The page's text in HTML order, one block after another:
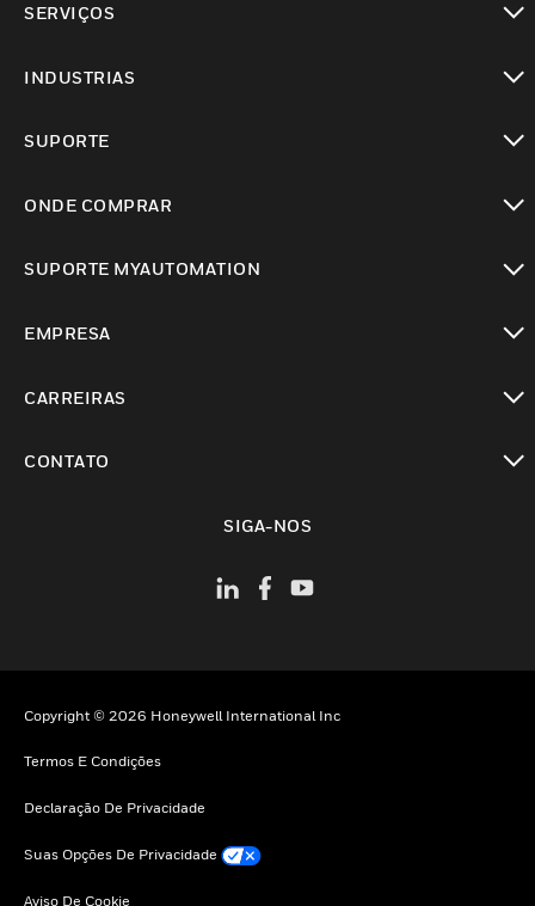
SERVIÇOS
INDUSTRIAS
SUPORTE
ONDE COMPRAR
SUPORTE MYAUTOMATION
EMPRESA
CARREIRAS
CONTATO
SIGA-NOS
Copyright © 2026 Honeywell International Inc
Termos E Condições
Declaração De Privacidade
Suas Opções De Privacidade
Aviso De Cookie